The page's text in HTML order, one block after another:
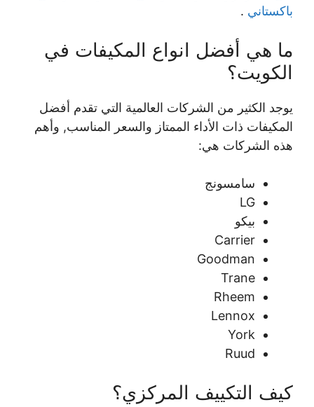
باكستاني .
ما هي أفضل انواع المكيفات في
الكويت؟
يوجد الكثير من الشركات العالمية التي تقدم أفضل
المكيفات ذات الأداء الممتاز والسعر المناسب, وأهم
هذه الشركات هي:
سامسونج
LG
بيكو
Carrier
Goodman
Trane
Rheem
Lennox
York
Ruud
كيف التكييف المركزي؟